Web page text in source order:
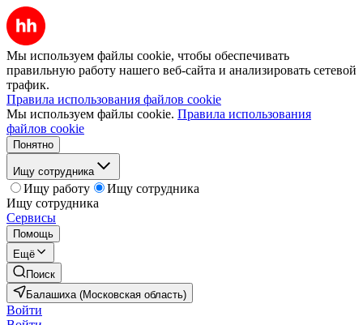
Мы используем файлы cookie, чтобы обеспечивать
правильную работу нашего веб-сайта и анализировать сетевой
трафик.
Правила использования файлов cookie
Мы используем файлы cookie. Правила использования
файлов cookie
Понятно
Ищу сотрудника
Ищу работу
Ищу сотрудника
Ищу сотрудника
Сервисы
Помощь
Ещё
Поиск
Балашиха (Московская область)
Войти